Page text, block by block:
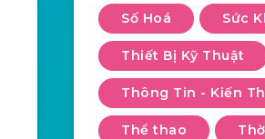
Số Hoá Sức
Thiết Bị Kỹ Thuật
Thông Tin - Kiến
Thể thao